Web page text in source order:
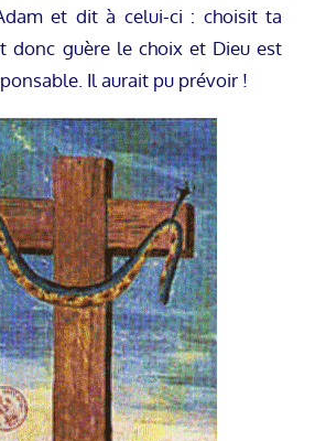
et dit à celui-ci : choisit ta
donc guère le choix et Dieu est
Il aurait pu prévoir !